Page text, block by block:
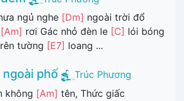
ngủ nghe [Dm] ngoài trời đổ
[Am] rơi Gác nhỏ đèn le [C] lói bóng
tường [E7] loang ...
phố
Trúc Phương
không [Am] tên, Thức giấc